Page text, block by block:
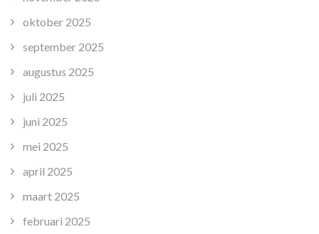
oktober 2025
september 2025
augustus 2025
juli 2025
juni 2025
mei 2025
april 2025
maart 2025
februari 2025